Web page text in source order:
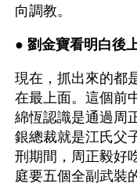
向調教。
● 劉金寶看明白後
現在，抓出來的都
在最上面。這個前
綿恆認識是通過周
銀總裁就是江氏父
刑期間，周正毅好
庭要五個全副武裝